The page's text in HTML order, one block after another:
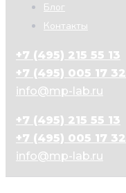
Блог
Контакты
+7 (495) 215 55 13
+7 (495) 005 17 32
info@mp-lab.ru
+7 (495) 215 55 13
+7 (495) 005 17 32
info@mp-lab.ru